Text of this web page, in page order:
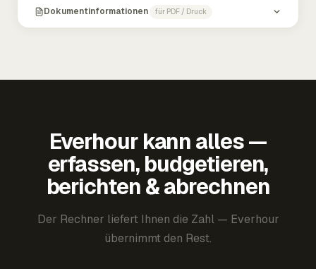
Dokumentinformationen für PDF / Druck
Everhour kann alles —
erfassen, budgetieren,
berichten & abrechnen
Der Rechner liefert Ihnen die Zahl — Everhour
übernimmt den Rest.